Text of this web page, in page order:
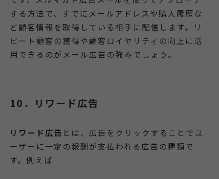
する方法で、すでにメールアドレスや購入履歴な
ど顧客情報を取得している相手に配信します。リ
ピート顧客の獲得や顧客ロイヤリティの向上に活
用できるのがメール広告の強みでしょう。
10．リワード広告
リワード広告 とは、広告をクリックすることでユ
ーザーに一定の報酬が支払われる広告の種類で
す。例えば